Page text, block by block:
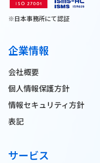
※日本事務所にて認証
企業情報
会社概要
個人情報保護方針
情報セキュリティ方針
表記
サービス